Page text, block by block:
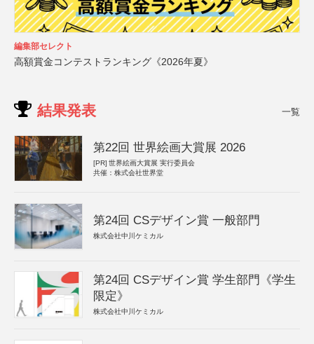
編集部セレクト
高額賞金コンテストランキング《2026年夏》
結果発表 一覧
第22回 世界絵画大賞展 2026
[PR] 世界絵画大賞展 実行委員会
共催：株式会社世界堂
第24回 CSデザイン賞 一般部門
株式会社中川ケミカル
第24回 CSデザイン賞 学生部門《学生
限定》
株式会社中川ケミカル